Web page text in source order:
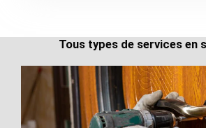
Tous types de services en